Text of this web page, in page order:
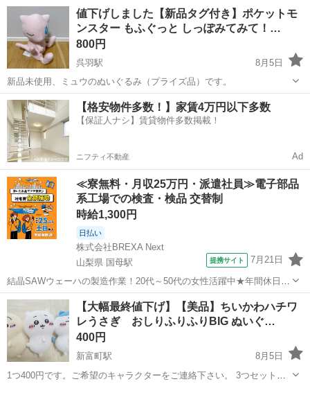
富山 富山市 越中荏原駅 模型、プラモデル
値下げしました【新品タグ付き】ポケットモ
ンスター もふぐっと しっぽみてみて！…
800円
呉羽駅
8月5日
新品未使用、ミュウのぬいぐるみ（プライズ品）です。
富山 富山市 呉羽駅 おもちゃ ミュウ
【格安物件多数！】家賃4万円以下多数
【保証人ナシ】賃貸物件多数掲載！
ニフティ不動産 Ad
≪寮無料・月収25万円・派遣社員≫電子部品
系工場での検査・検品 交替制
時給1,300円
日払い
株式会社BREXA Next
山梨県 国母駅
提携サイト 7月21日
結晶SAWウェーハの製造作業！20代～50代の女性活躍中★年間休日
120日＆土日祝休み！クリーンルーム内でのお仕事！日払い制度利用可
◎正社員登用制度あり！マイカー通勤可！《山梨県中巨摩郡昭和町》
人気の工場のお仕事 ◇結晶...
山梨 国母駅 その他
【大幅最終値下げ】【美品】ちいかわハチワ
レうさぎ おしりふりふりBIG ぬいぐ…
400円
新富町駅
8月5日
1つ400円です。ご希望のキャラクターをご連絡下さい。 3つセットな